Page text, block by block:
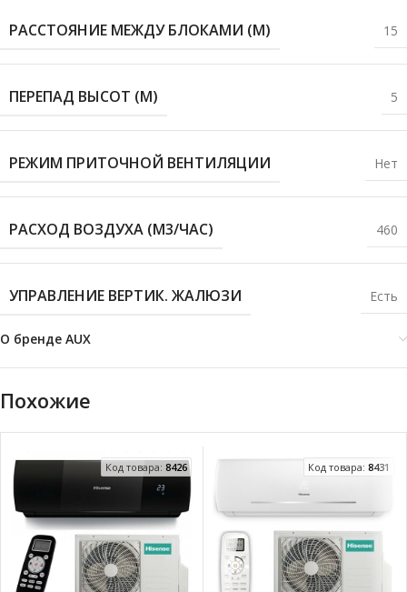
РАССТОЯНИЕ МЕЖДУ БЛОКАМИ (М) 15
ПЕРЕПАД ВЫСОТ (М) 5
РЕЖИМ ПРИТОЧНОЙ ВЕНТИЛЯЦИИ Нет
РАСХОД ВОЗДУХА (М3/ЧАС) 460
УПРАВЛЕНИЕ ВЕРТИК. ЖАЛЮЗИ Есть
О бренде AUX
Похожие
Код товара: 8426 Код товара: 8431